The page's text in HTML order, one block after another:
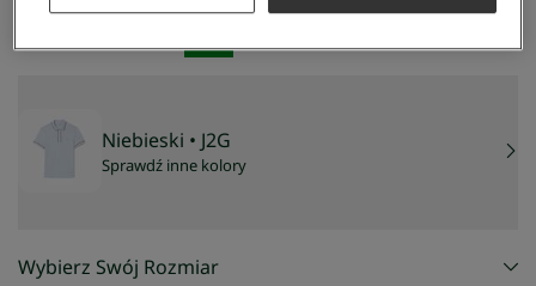
NAJNIŻSZA CENA Z 30 DNI: 426 zł
CENA REGULARNA: 609 zł -30%
Niebieski • J2G
Sprawdź inne kolory
Wybierz Swój Rozmiar